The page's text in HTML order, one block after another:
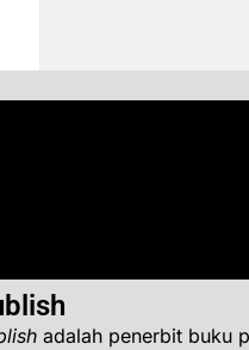
adalah penerbit buku